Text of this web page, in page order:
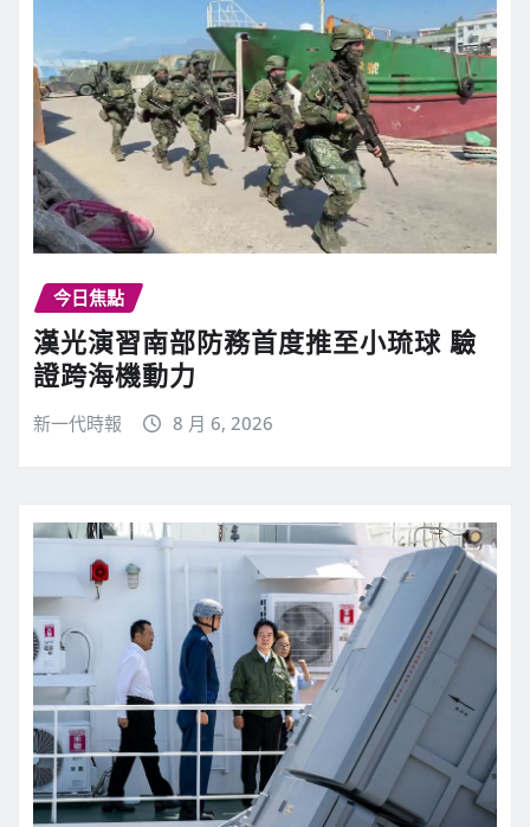
今日焦點
漢光演習南部防務首度推至小琉球 驗
證跨海機動力
新一代時報 8 月 6, 2026